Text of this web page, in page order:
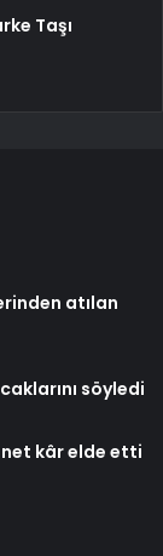
Taşı
atılan
söyledi
net kâr elde etti